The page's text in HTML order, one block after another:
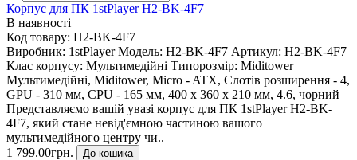
Корпус для ПК 1stPlayer H2-BK-4F7
В наявності
Код товару: H2-BK-4F7
Виробник: 1stPlayer Модель: H2-BK-4F7 Артикул: H2-BK-4F7
Клас корпусу: Мультимедійні Типорозмір: Miditower
Мультимедійні, Miditower, Micro - ATX, Слотів розширення - 4,
GPU - 310 мм, CPU - 165 мм, 400 x 360 x 210 мм, 4.6, чорний
Представляємо вашій увазі корпус для ПК 1stPlayer H2-BK-
4F7, який стане невід'ємною частиною вашого
мультимедійного центру чи..
1 799.00грн.
До кошика